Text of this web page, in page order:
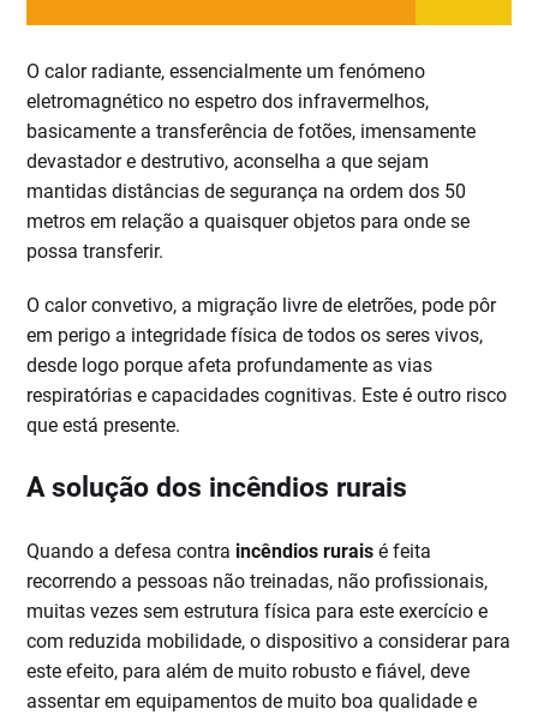
O calor radiante, essencialmente um fenómeno
eletromagnético no espetro dos infravermelhos,
basicamente a transferência de fotões, imensamente
devastador e destrutivo, aconselha a que sejam
mantidas distâncias de segurança na ordem dos 50
metros em relação a quaisquer objetos para onde se
possa transferir.
O calor convetivo, a migração livre de eletrões, pode pôr
em perigo a integridade física de todos os seres vivos,
desde logo porque afeta profundamente as vias
respiratórias e capacidades cognitivas. Este é outro risco
que está presente.
A solução dos incêndios rurais
Quando a defesa contra incêndios rurais é feita
recorrendo a pessoas não treinadas, não profissionais,
muitas vezes sem estrutura física para este exercício e
com reduzida mobilidade, o dispositivo a considerar para
este efeito, para além de muito robusto e fiável, deve
assentar em equipamentos de muito boa qualidade e